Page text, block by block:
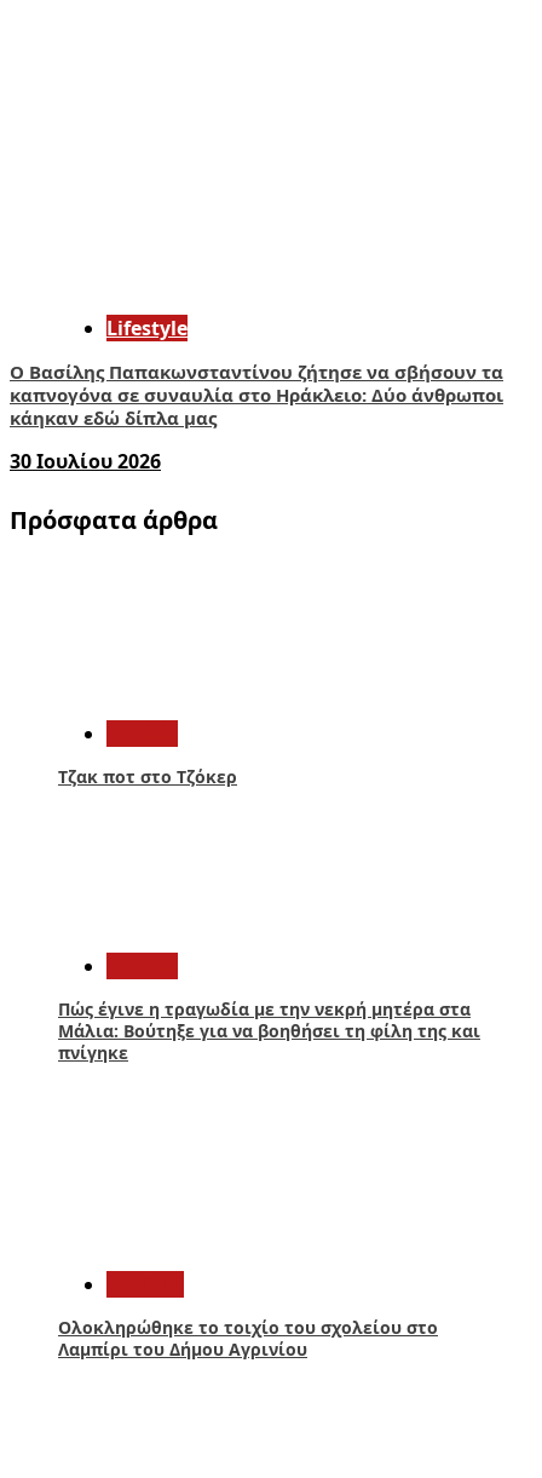
Lifestyle
Ο Βασίλης Παπακωνσταντίνου ζήτησε να σβήσουν τα
καπνογόνα σε συναυλία στο Ηράκλειο: Δύο άνθρωποι
κάηκαν εδώ δίπλα μας
30 Ιουλίου 2026
Πρόσφατα άρθρα
Τζακ ποτ στο Τζόκερ
Πώς έγινε η τραγωδία με την νεκρή μητέρα στα
Μάλια: Βούτηξε για να βοηθήσει τη φίλη της και
πνίγηκε
Ολοκληρώθηκε το τοιχίο του σχολείου στο
Λαμπίρι του Δήμου Αγρινίου